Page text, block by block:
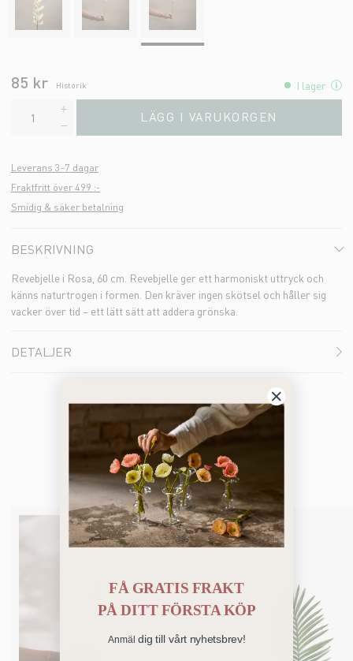
85 kr Historik I lager
LÄGG I VARUKORGEN
Leverans 3-7 dagar
Fraktfritt över 499 :-
Smidig & säker betalning
BESKRIVNING
Revebjelle i Rosa, 60 cm. Revebjelle ger ett harmoniskt uttryck och
känns naturtrogen i formen. Den kräver ingen skötsel och håller sig
vacker över tid – ett lätt sätt att addera grönska.
DETALJER
Du kanske också gillar
FÅ GRATIS FRAKT
PÅDITT FÖRSTA KÖP
Anmäl dig till vårt nyhetsbrev!